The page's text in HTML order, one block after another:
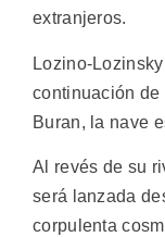
extranjeros.
Lozino-
continuación
Buran, la nave
Al revés de su
será lanzada
corpulenta